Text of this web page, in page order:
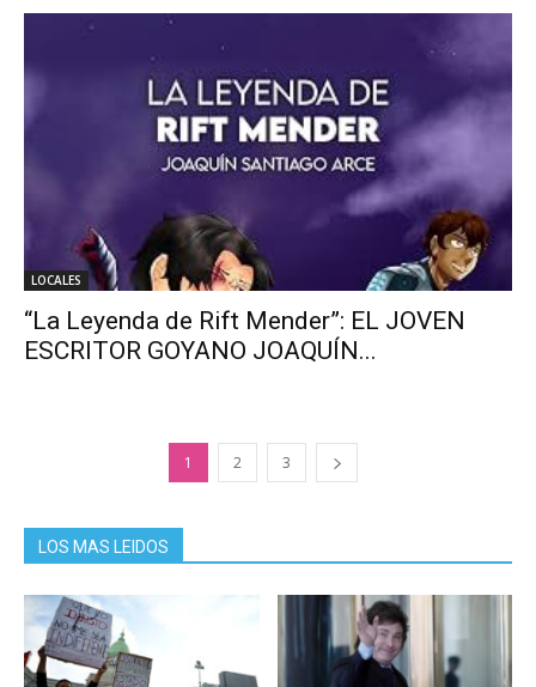
LOCALES
“La Leyenda de Rift Mender”: EL JOVEN
ESCRITOR GOYANO JOAQUÍN...
1 2 3
LOS MAS LEIDOS